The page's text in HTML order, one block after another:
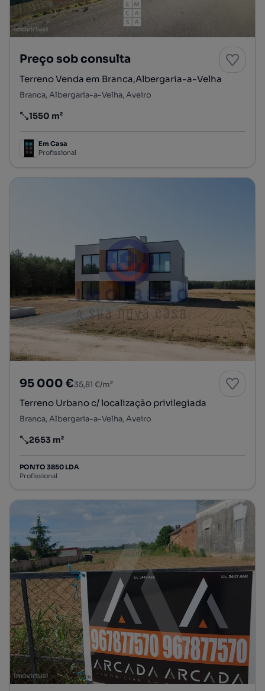
Preço sob consulta
Terreno Venda em Branca,Albergaria-a-Velha
Branca, Albergaria-a-Velha, Aveiro
Preço por metro quadrado
1550 m²
Em Casa
Profissional
95 000 €35,81 €/m²
Terreno Urbano c/ localização privilegiada
Branca, Albergaria-a-Velha, Aveiro
Preço por metro quadrado
2653 m²
PONTO 3850 LDA
Profissional